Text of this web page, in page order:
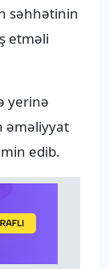
səhhətinin
etməli
yerinə
əməliyyat
edib.